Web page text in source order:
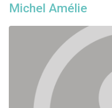
Michel Amélie